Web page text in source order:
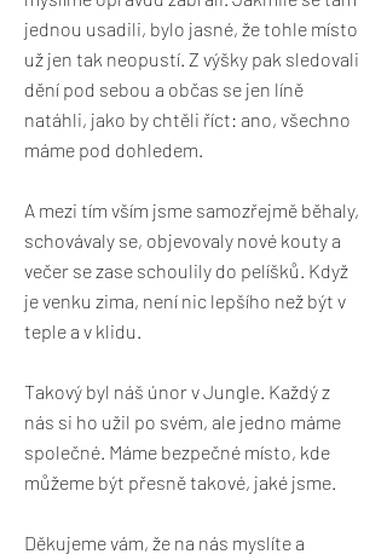
jednou usadili, bylo jasné, že tohle místo
už jen tak neopustí. Z výšky pak sledovali
dění pod sebou a občas se jen líně
natáhli, jako by chtěli říct: ano, všechno
máme pod dohledem.
A mezi tím vším jsme samozřejmě běhaly,
schovávaly se, objevovaly nové kouty a
večer se zase schoulily do pelíšků. Když
je venku zima, není nic lepšího než být v
teple a v klidu.
Takový byl náš únor v Jungle. Každý z
nás si ho užil po svém, ale jedno máme
společné. Máme bezpečné místo, kde
můžeme být přesně takové, jaké jsme.
Děkujeme vám, že na nás myslíte a